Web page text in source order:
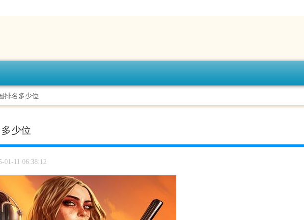
排名多少位
少位
01-11 06:38:12